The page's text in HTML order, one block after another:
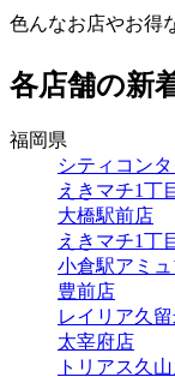
色んなお店やお得
各店舗の新
福岡県
シティコン
えきマチ1丁
大橋駅前店
えきマチ1丁
小倉駅アミ
豊前店
レイリア久
太宰府店
トリアス久